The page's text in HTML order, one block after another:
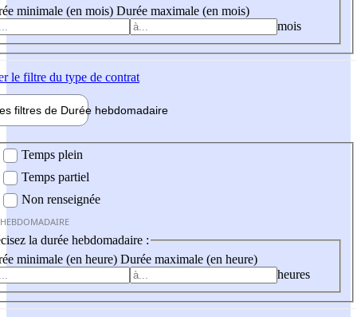
minimale (en mois) Durée maximale (en mois)
mois
le filtre du type de contrat
filtres de Durée hebdomadaire
Temps plein
Temps partiel
Non renseignée
la durée hebdomadaire :
minimale (en heure) Durée maximale (en heure)
heures